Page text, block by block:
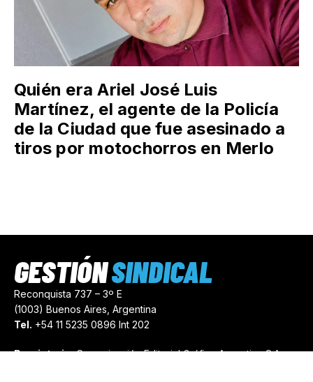
Quién era Ariel José Luis
Martínez, el agente de la Policía
de la Ciudad que fue asesinado a
tiros por motochorros en Merlo
Reconquista 737 – 3º E
(1003) Buenos Aires, Argentina
Tel. +54 11 5235 0896 Int 202
Propietario:Comunicación Editorial Gráfica Argentina S.A.
GESTIÓNSINDICAL